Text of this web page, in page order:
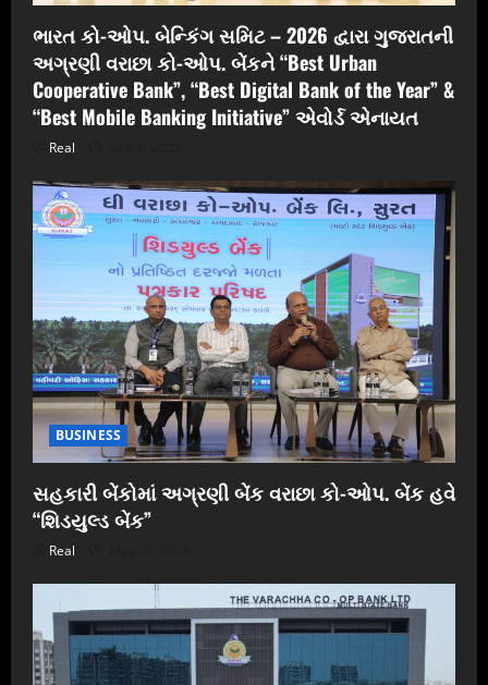
ભારત કો-ઓપ. બેન્કિંગ સમિટ – 2026 દ્વારા ગુજરાતની
અગ્રણી વરાછા કો-ઓપ. બેંકને “Best Urban
Cooperative Bank”, “Best Digital Bank of the Year” &
“Best Mobile Banking Initiative” એવોર્ડ એનાયત
Real
BUSINESS
સહકારી બેંકોમાં અગ્રણી બેંક વરાછા કો-ઓપ. બેંક હવે
“શિડયુલ્ડ બેંક”
Real